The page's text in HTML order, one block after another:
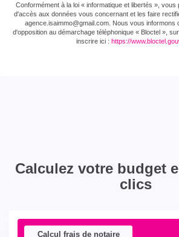
Conformément à la loi « informatique et libertés »,
d'accès aux données vous concernant et les faire
agence.isaimmo@gmail.com . Nous vous informons
d'opposition au démarchage téléphonique « Bloctel »,
inscrire ici : https://
Calculez votre budget
clics
Calcul frais de notaire